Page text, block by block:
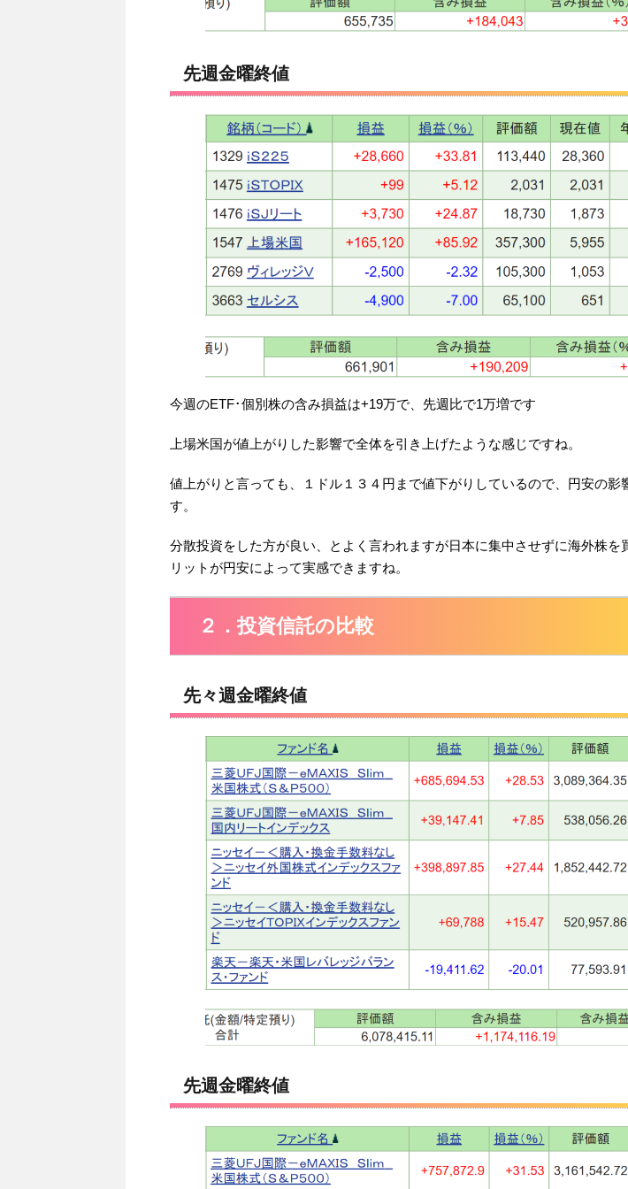
先週金曜終値
今週のETF･個別株の含み損益は+19万で、先週比で1万増です
上場米国が値上がりした影響で全体を引き上げたような感じですね。
値上がりと言っても、１ドル１３４円まで値下がりしているので、円安の影
す。
分散投資をした方が良い、とよく言われますが日本に集中させずに海外株を
リットが円安によって実感できますね。
２．投資信託の比較
先々週金曜終値
先週金曜終値